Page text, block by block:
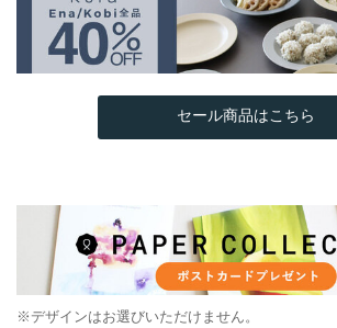
セール商品はこちら
※デザインはお選びいただけません。